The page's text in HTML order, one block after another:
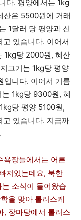
다. 평양에서는 1kg
산은 5500원에 거래
1달러 당 평양과 신
있습니다. 이어서
1kg당 2000원, 혜산
고기는 1kg당 평양
입니다. 이어서 기름
1kg당 9300원, 혜
당 평양 5100원,
있습니다. 지금까
욕장들에서는 어른
져있는데요, 북한
소식이 들어왔습
을 맞아 롤러스케
, 장마당에서 롤러스